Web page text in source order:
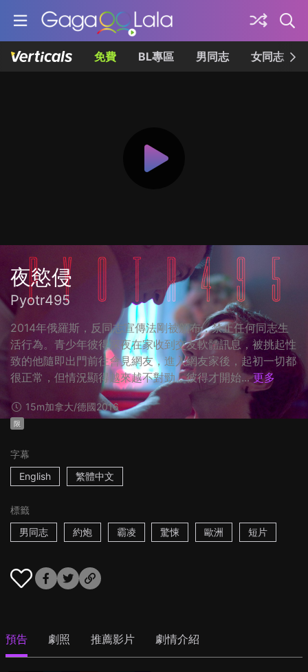
免費 BL專區 男同志 女同志
夜慾侵
Pyotr495
2014年俄羅斯，反同志宣傳法剛被頒布，禁止任何同志生
活行為。青少年彼得深夜在家收到交友軟體訊息，被挑起性
致的他隨即出門前往會見網友，進入網友家後，起初一切都
很正常，但情況顯得越來越不對勁，彼得才開始... 更多
15m加拿大/德國2016
限
字幕
English
繁體中文
標籤
男同志
約炮 霸凌 驚悚 歐洲 短片
預告 劇照 推薦影片 劇情介紹